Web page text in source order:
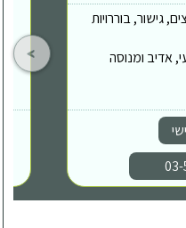
גישור, בוררויות
אדיב ומנוסה